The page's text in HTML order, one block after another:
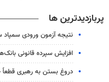
پربازدیدترین ها
نتیجه آزمون ورودی سمپاد سال ۱۴۰۵
افزایش سپرده قانونی
دروغ بستن به رهبری